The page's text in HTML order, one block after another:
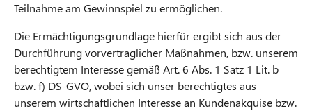
Teilnahme am Gewinnspiel zu ermöglichen.
Die Ermächtigungsgrundlage hierfür ergibt sich aus der
Durchführung vorvertraglicher Maßnahmen, bzw. unserem
berechtigtem Interesse gemäß Art. 6 Abs. 1 Satz 1 Lit. b
bzw. f) DS-GVO, wobei sich unser berechtigtes aus
unserem wirtschaftlichen Interesse an Kundenakquise bzw.